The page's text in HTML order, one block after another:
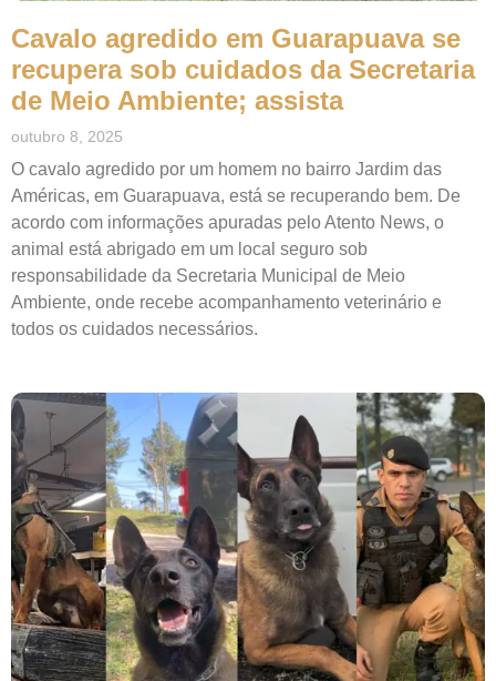
Cavalo agredido em Guarapuava se
recupera sob cuidados da Secretaria
de Meio Ambiente; assista
outubro 8, 2025
O cavalo agredido por um homem no bairro Jardim das
Américas, em Guarapuava, está se recuperando bem. De
acordo com informações apuradas pelo Atento News, o
animal está abrigado em um local seguro sob
responsabilidade da Secretaria Municipal de Meio
Ambiente, onde recebe acompanhamento veterinário e
todos os cuidados necessários.